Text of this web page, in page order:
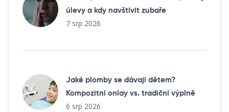
úlevy a kdy navštívit zubaře
7 srp 2026
Jaké plomby se dávají dětem?
Kompozitní onlay vs. tradiční výplně
6 srp 2026